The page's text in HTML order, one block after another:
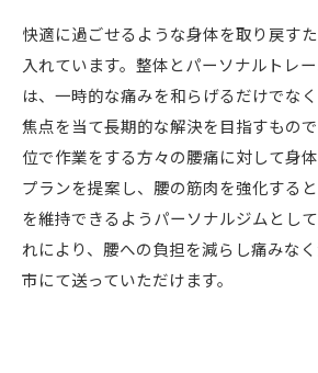
快適に過ごせるような身体を取り戻す
入れています。整体とパーソナルトレ
は、一時的な痛みを和らげるだけでな
焦点を当て長期的な解決を目指すもの
位で作業をする方々の腰痛に対して身
プランを提案し、腰の筋肉を強化する
を維持できるようパーソナルジムとし
れにより、腰への負担を減らし痛みな
市にて送っていただけます。